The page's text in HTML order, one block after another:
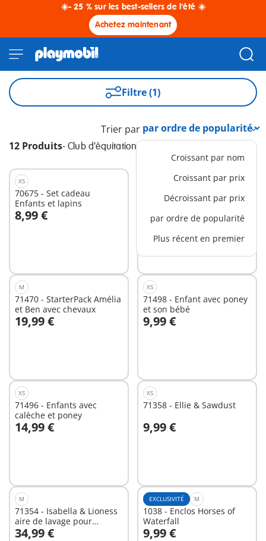
☀️- 25 % sur les best-sellers de l'été ☀️
Achetez maintenant
Filtre (1)
12 Produits- Club d'équitation
Trier par
Croissant par nom
Croissant par prix
Décroissant par prix
par ordre de popularité
Plus récent en premier
XS
70675 - Set cadeau
Enfants et lapins
8,99 €
Au panier
1037 - Box supplémentaire
pour Ranch de Waterfall
27,99 €
Au panier
M
71470 - StarterPack Amélia
et Ben avec chevaux
19,99 €
Au panier
XS
71498 - Enfant avec poney
et son bébé
9,99 €
Au panier
XS
71496 - Enfants avec
calèche et poney
14,99 €
Au panier
XS
71358 - Ellie & Sawdust
9,99 €
Au panier
M
71354 - Isabella & Lioness
aire de lavage pour
chevaux
34,99 €
Au panier
EXCLUSIVITÉ M
1038 - Enclos Horses of
Waterfall
9,99 €
Au panier